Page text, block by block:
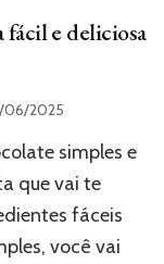
e deliciosa
2025
simples e
que vai te
fáceis
você vai